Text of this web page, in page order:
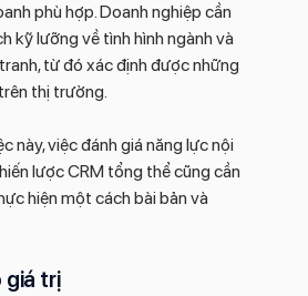
phù hợp. Doanh nghiệp cần
kỹ lưỡng về tình hình ngành và
từ đó xác định được những
thị trường.
này, việc đánh giá năng lực nội
lược CRM tổng thể cũng cần
hiện một cách bài bản và
giá trị